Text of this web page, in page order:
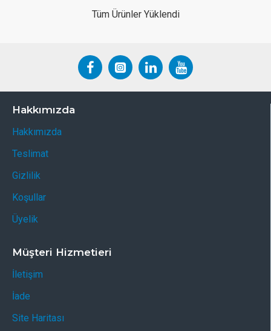
Tüm Ürünler Yüklendi
Hakkımızda
Hakkımızda
Teslimat
Gizlilik
Koşullar
Üyelik
Müşteri Hizmetieri
İletişim
İade
Site Haritası